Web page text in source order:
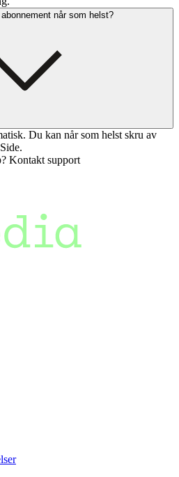
når som helst?
Du kan når som helst skru av
Kontakt support